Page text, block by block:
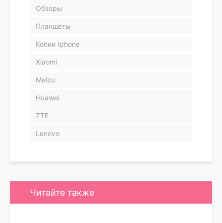
Обзоры
Планшеты
Копии Iphone
Xiaomi
Meizu
Huawei
ZTE
Lenovo
Читайте также